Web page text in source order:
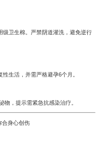
级卫生棉。严禁阴道灌洗，避免逆行
生活，并需严格避孕6个月。
，提示需紧急抗感染治疗。
合身心创伤